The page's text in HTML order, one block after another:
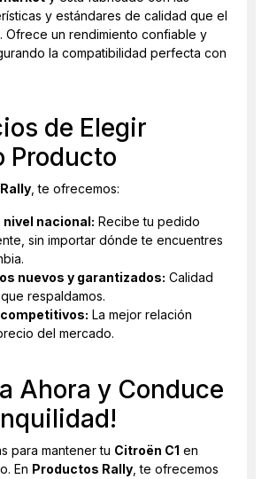
y estándares de calidad que el
Ofrece un rendimiento confiable y
la compatibilidad perfecta con
de Elegir
Producto
, te ofrecemos:
nivel nacional: Recibe tu pedido
sin importar dónde te encuentres
nuevos y garantizados: Calidad
respaldamos.
La mejor relación
del mercado.
Ahora y Conduce
para mantener tu Citroën C1 en
En Productos Rally , te ofrecemos